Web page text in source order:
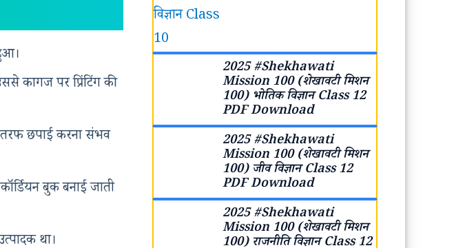
कागज पर प्रिंटिंग की
छपाई करना संभव
बुक बनाई जाती
था।
2025 #Shekhawati
Mission 100 (शेखावटी मिशन
100) भोतिक विज्ञान Class 12
PDF Download
2025 #Shekhawati
Mission 100 (शेखावटी मिशन
100) जीव विज्ञान Class 12
PDF Download
2025 #Shekhawati
Mission 100 (शेखावटी मिशन
100) राजनीति विज्ञान Class 12